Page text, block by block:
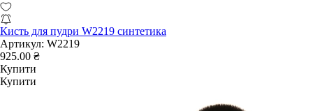
Кисть для пудри W2219 синтетика
Артикул: W2219
925.00 ₴
Купити
Купити